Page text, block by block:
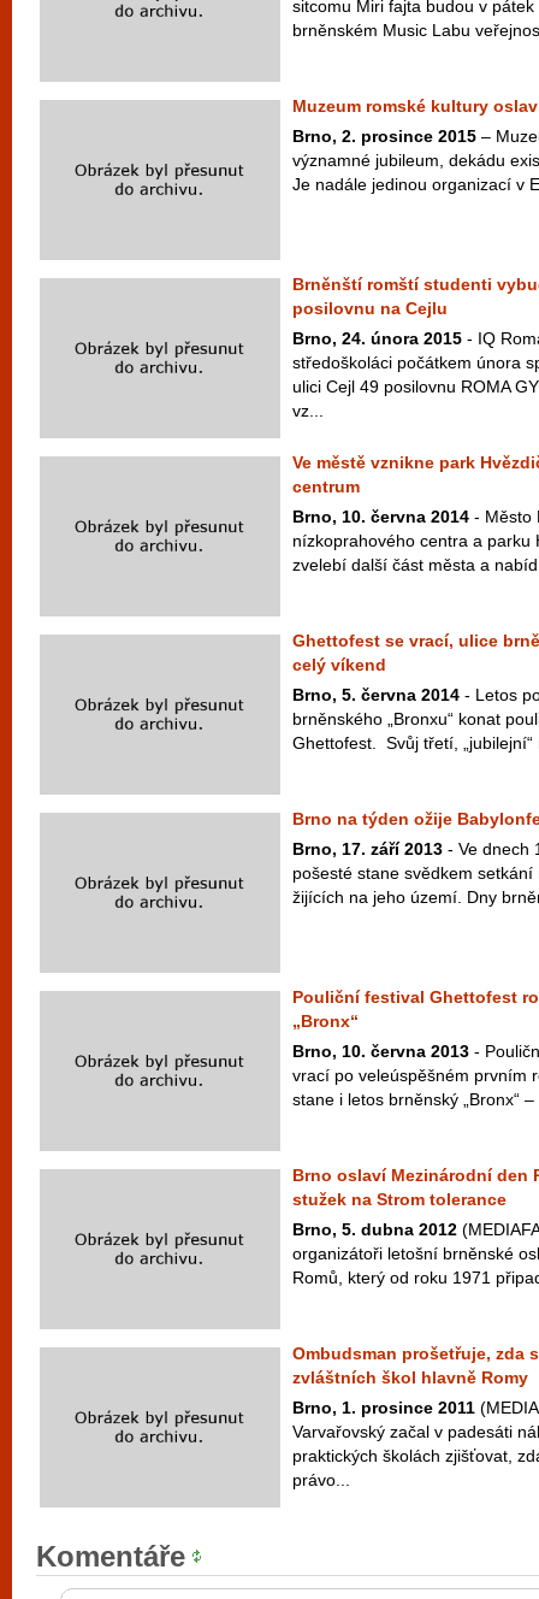
sitcomu Miri fajta budou v
brněnském Music Labu
Muzeum romské kultury
Brno, 2. prosince 2015 –
významné jubileum, dekádu
Je nadále jedinou organizací v
Brněnští romští studenti
posilovnu na Cejlu
Brno, 24. února 2015 - IQ
středoškoláci počátkem února
ulici Cejl 49 posilovnu ROMA
vz...
Ve městě vznikne park
centrum
Brno, 10. června 2014 - Město
nízkoprahového centra a parku
zvelebí další část města a
Ghettofest se vrací, ulice
celý víkend
Brno, 5. června 2014 - Letos
brněnského „Bronxu“ konat
Ghettofest. Svůj třetí, „jubilejní“
Brno na týden ožije
Brno, 17. září 2013 - Ve dnech
pošesté stane svědkem
žijících na jeho území. Dny
Pouliční festival Ghettofest
„Bronx“
Brno, 10. června 2013 -
vrací po veleúspěšném prvním
stane i letos brněnský „Bronx“
Brno oslaví Mezinárodní den
stužek na Strom tolerance
Brno, 5. dubna 2012
organizátoři letošní brněnské
Romů, který od roku 1971
Ombudsman prošetřuje, zda
zvláštních škol hlavně Romy
Brno, 1. prosince 2011
Varvařovský začal v padesáti
praktických školách zjišťovat,
právo...
Komentáře